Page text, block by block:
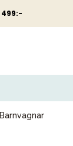
499:-
Barnvagnar